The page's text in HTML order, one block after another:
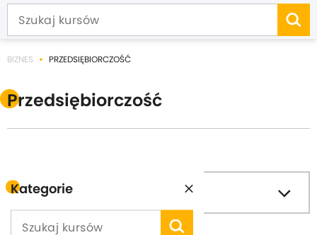
Kategorie
BIZNES PRZEDSIĘBIORCZOŚĆ
Przedsiębiorczość
filter_list Filtruj